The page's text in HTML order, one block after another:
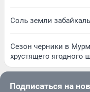
Соль земли
Сезон черники в
хрустящего ягодного
Подписаться на